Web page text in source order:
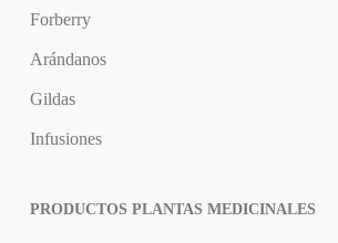
Forberry
Arándanos
Gildas
Infusiones
PRODUCTOS PLANTAS MEDICINALES